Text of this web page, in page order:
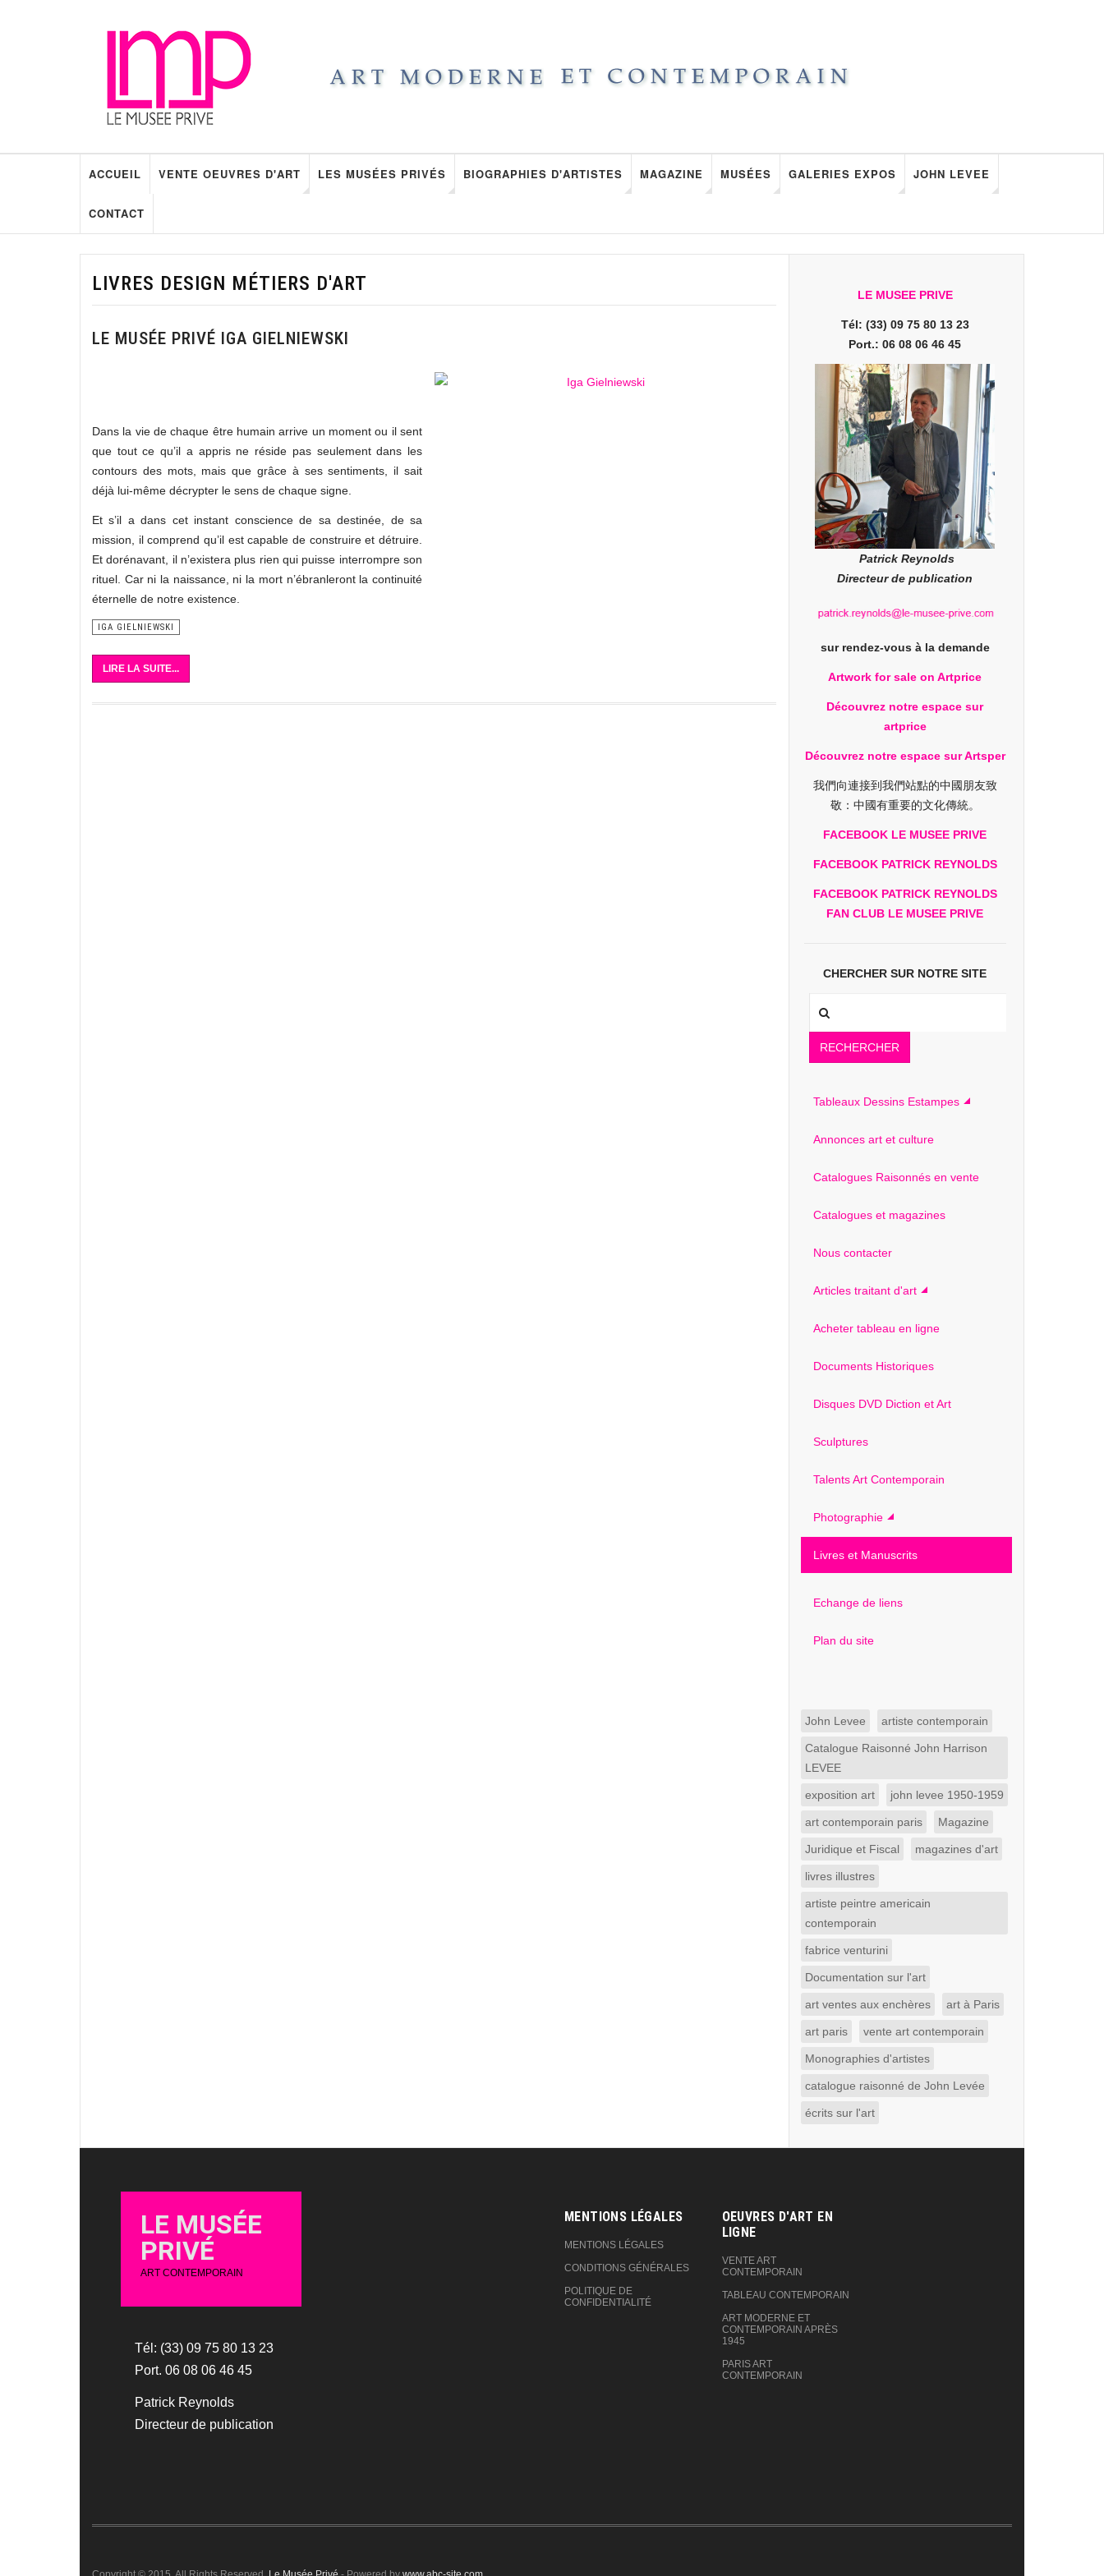
ACCUEIL VENTE OEUVRES D'ART LES MUSÉES PRIVÉS BIOGRAPHIES D'ARTISTES MAGAZINE MUSÉES GALERIES EXPOS JOHN LEVEE
CONTACT
LIVRES DESIGN MÉTIERS D'ART
LE MUSÉE PRIVÉ IGA GIELNIEWSKI
Dans la vie de chaque être humain arrive un moment ou il sent
que tout ce qu’il a appris ne réside pas seulement dans les
contours des mots, mais que grâce à ses sentiments, il sait
déjà lui-même décrypter le sens de chaque signe.
Et s’il a dans cet instant conscience de sa destinée, de sa
mission, il comprend qu’il est capable de construire et détruire.
Et dorénavant, il n’existera plus rien qui puisse interrompre son
rituel. Car ni la naissance, ni la mort n’ébranleront la continuité
éternelle de notre existence.
IGA GIELNIEWSKI
LIRE LA SUITE...
LE MUSEE PRIVE
Tél: (33) 09 75 80 13 23
Port.: 06 08 06 46 45
Patrick Reynolds
Directeur de publication
sur rendez-vous à la demande
Artwork for sale on Artprice
Découvrez notre espace sur
artprice
Découvrez notre espace sur Artsper
我們向連接到我們站點的中國朋友致
敬：中國有重要的文化傳統。
FACEBOOK LE MUSEE PRIVE
FACEBOOK PATRICK REYNOLDS
FACEBOOK PATRICK REYNOLDS
FAN CLUB LE MUSEE PRIVE
CHERCHER SUR NOTRE SITE
RECHERCHER
Tableaux Dessins Estampes
Annonces art et culture
Catalogues Raisonnés en vente
Catalogues et magazines
Nous contacter
Articles traitant d'art
Acheter tableau en ligne
Documents Historiques
Disques DVD Diction et Art
Sculptures
Talents Art Contemporain
Photographie
Livres et Manuscrits
Echange de liens
Plan du site
John Levee artiste contemporain
Catalogue Raisonné John Harrison
LEVEE
exposition art john levee 1950-1959
art contemporain paris Magazine
Juridique et Fiscal magazines d'art
livres illustres
artiste peintre americain
contemporain
fabrice venturini
Documentation sur l'art
art ventes aux enchères art à Paris
art paris vente art contemporain
Monographies d'artistes
catalogue raisonné de John Levée
écrits sur l'art
LE MUSÉE
PRIVÉ
ART CONTEMPORAIN
Tél: (33) 09 75 80 13 23
Port. 06 08 06 46 45
Patrick Reynolds
Directeur de publication
MENTIONS LÉGALES
MENTIONS LÉGALES
CONDITIONS GÉNÉRALES
POLITIQUE DE
CONFIDENTIALITÉ
OEUVRES D'ART EN
LIGNE‎
VENTE ART
CONTEMPORAIN
TABLEAU CONTEMPORAIN
ART MODERNE ET
CONTEMPORAIN APRÈS
1945
PARIS ART
CONTEMPORAIN